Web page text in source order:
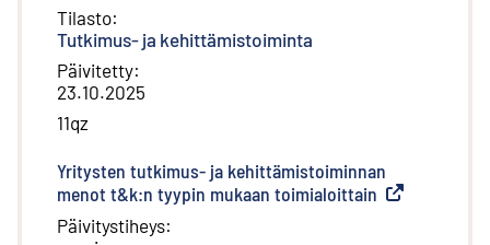
Tilasto:
Tutkimus- ja kehittämistoiminta
Päivitetty:
23.10.2025
11qz
Yritysten tutkimus- ja kehittämistoiminnan
menot t&k:n tyypin mukaan toimialoittain Ulkoinen
Päivitystiheys: